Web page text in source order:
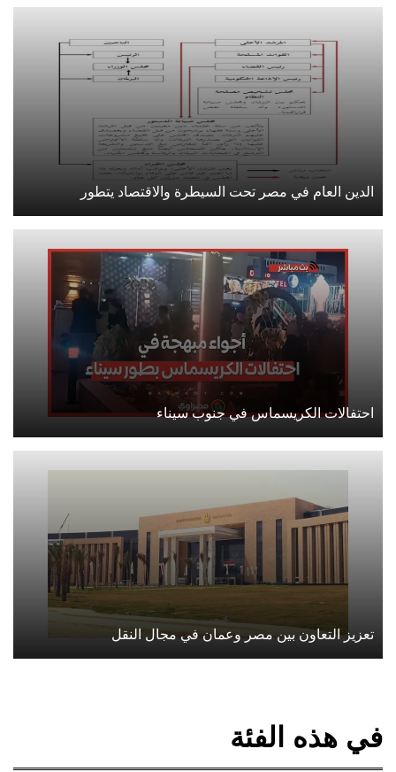
الدين العام في مصر تحت السيطرة والاقتصاد يتطور
احتفالات الكريسماس في جنوب سيناء
تعزيز التعاون بين مصر وعمان في مجال النقل
في هذه الفئة